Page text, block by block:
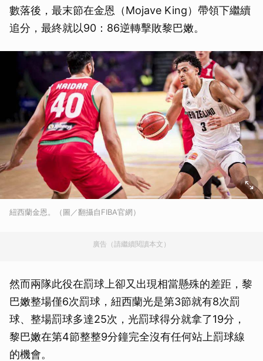
數落後，最末節在金恩（Mojave King）帶領下繼續
追分，最終就以90：86逆轉擊敗黎巴嫩。
紐西蘭金恩。（圖／翻攝自FIBA官網）
廣告（請繼續閱讀本文）
然而兩隊此役在罰球上卻又出現相當懸殊的差距，黎
巴嫩整場僅6次罰球，紐西蘭光是第3節就有8次罰
球、整場罰球多達25次，光罰球得分就拿了19分，
黎巴嫩在第4節整整9分鐘完全沒有任何站上罰球線
的機會。